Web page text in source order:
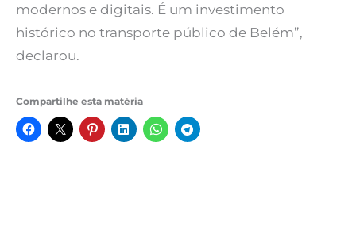
modernos e digitais. É um investimento
histórico no transporte público de Belém”,
declarou.
Compartilhe esta matéria